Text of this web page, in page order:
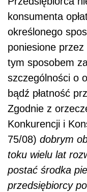
konsumenta
określonego
poniesione przez
tym sposobem
szczególności o
bądź płatność
Zgodnie z
Konkurencji i
75/08) dobrym
toku wielu lat
postać środka
przedsiębiorcy